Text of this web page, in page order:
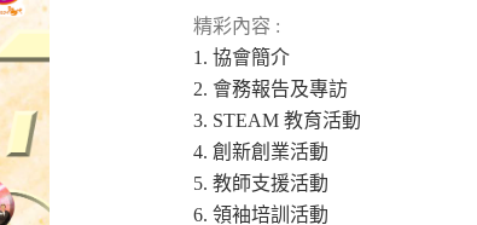
精彩內容 :
1. 協會簡介
2. 會務報告及專訪
3. STEAM 教育活動
4. 創新創業活動
5. 教師支援活動
6. 領袖培訓活動